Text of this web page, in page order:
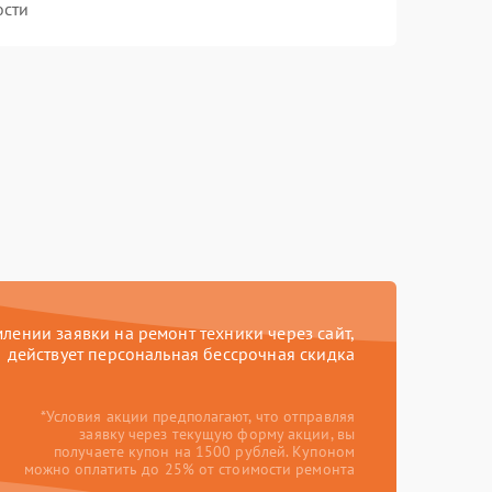
заявки на ремонт техники через сайт,
действует персональная бессрочная скидка
*Условия акции предполагают, что отправляя
заявку через текущую форму акции, вы
получаете купон на 1500 рублей. Купоном
можно оплатить до 25% от стоимости ремонта